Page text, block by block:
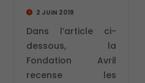
2 JUIN 2019
Dans l’article ci-
dessous, la
Fondation Avril
recense les